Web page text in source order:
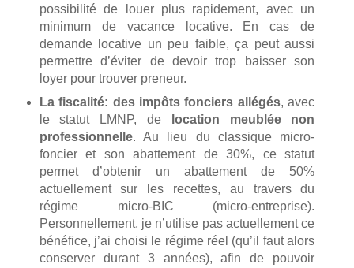
possibilité de louer plus rapidement, avec un
minimum de vacance locative. En cas de
demande locative un peu faible, ça peut aussi
permettre d’éviter de devoir trop baisser son
loyer pour trouver preneur.
La fiscalité: des impôts fonciers allégés, avec
le statut LMNP, de
location meublée non
professionnelle. Au lieu du classique micro-
foncier et son abattement de 30%, ce statut
permet d’obtenir un abattement de 50%
actuellement sur les recettes, au travers du
régime micro-BIC (micro-entreprise).
Personnellement, je n’utilise pas actuellement ce
bénéfice, j’ai choisi le régime réel (qu’il faut alors
conserver durant 3 années), afin de pouvoir